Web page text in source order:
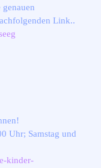
Link..
Uhr; Samstag und
kinder-